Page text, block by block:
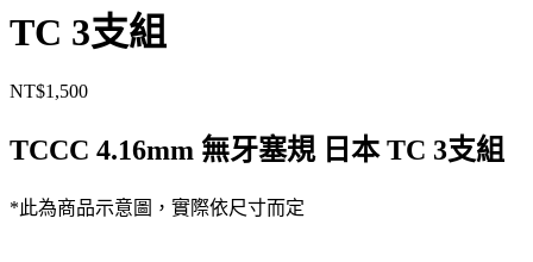
TC 3支組
NT$1,500
TCCC 4.16mm 無牙塞規 日本 TC 3支組
*此為商品示意圖，實際依尺寸而定